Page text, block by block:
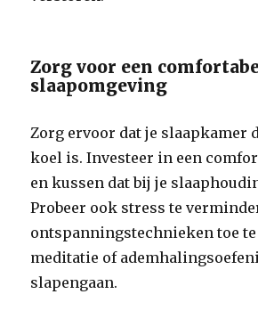
Zorg voor een
slaapomgeving
Zorg ervoor dat je slaapkamer
koel is. Investeer in een
en kussen dat bij je
Probeer ook stress te
ontspanningstechnieken toe te
meditatie of
slapengaan.